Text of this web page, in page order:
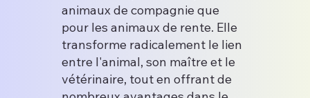
animaux de compagnie que
pour les animaux de rente. Elle
transforme radicalement le lien
entre l'animal, son maître et le
vétérinaire, tout en offrant de